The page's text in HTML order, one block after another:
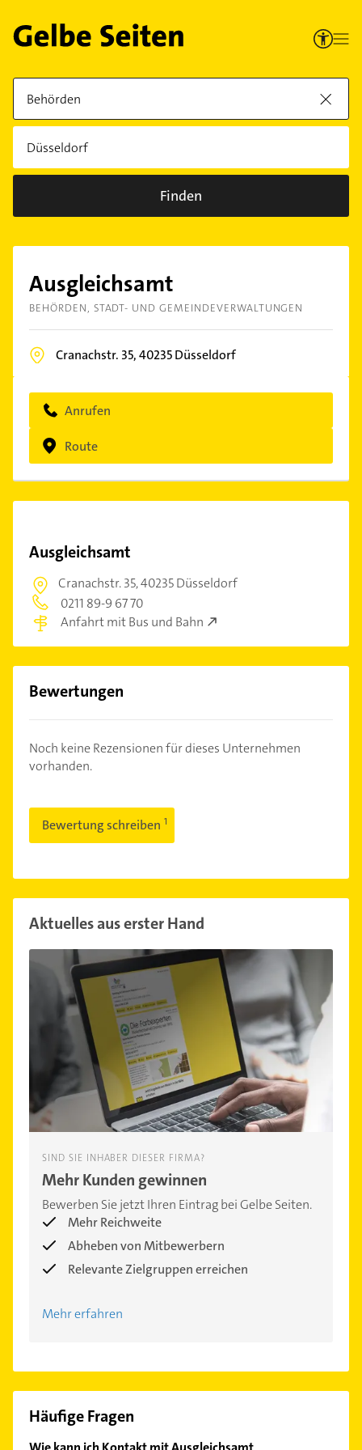
Finden
Ausgleichsamt
BEHÖRDEN STADT- UND GEMEINDEVERWALTUNGEN
Cranachstr. 35,40235Düsseldorf
Anrufen
Route
Ausgleichsamt
Cranachstr. 35,40235 Düsseldorf
0211 89-9 67 70
Anfahrt mit Bus und Bahn
Bewertungen
Noch keine Rezensionen für dieses Unternehmen
vorhanden.
Bewertung schreiben
Aktuelles aus erster Hand
SIND SIE INHABER DIESER FIRMA?
Mehr Kunden gewinnen
Bewerben Sie jetzt Ihren Eintrag bei Gelbe Seiten.
Mehr Reichweite
Abheben von Mitbewerbern
Relevante Zielgruppen erreichen
Mehr erfahren
Häufige Fragen